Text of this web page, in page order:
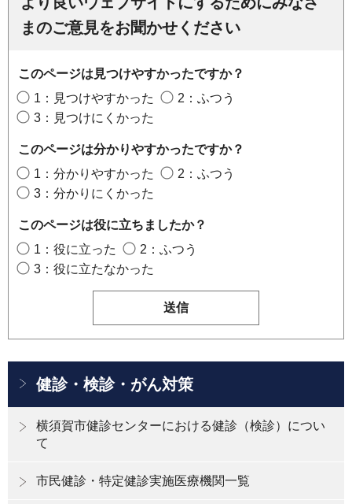
まのご意見をお聞かせください
このページは見つけやすかったですか？
1：見つけやすかった
2：ふつう
3：見つけにくかった
このページは分かりやすかったですか？
1：分かりやすかった
2：ふつう
3：分かりにくかった
このページは役に立ちましたか？
1：役に立った
2：ふつう
3：役に立たなかった
健診・検診・がん対策
横須賀市健診センターにおける健診（検診）につい
て
市民健診・特定健診実施医療機関一覧